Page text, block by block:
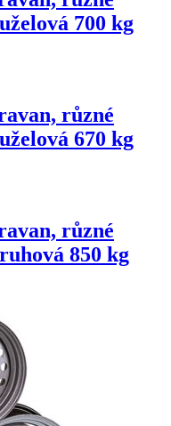
700 kg
různé
670 kg
různé
850 kg